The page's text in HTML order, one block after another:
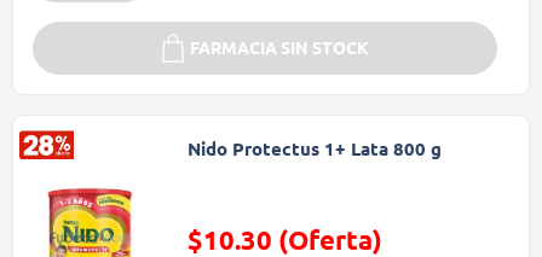
FARMACIA SIN STOCK
Nido Protectus 1+ Lata 800 g
$10.30 (Oferta)